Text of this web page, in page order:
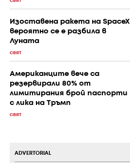
Изоставена ракета на SpaceX
вероятно се е разбила в
Луната
СВЯТ
Американците вече са
резервирали 80% от
лимитирания брой паспорти
с лика на Тръмп
СВЯТ
ADVERTORIAL